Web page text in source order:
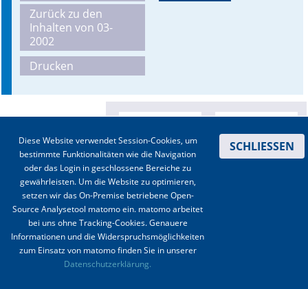
Online First
A&I English
Mediadaten
Autoren-Service
Stellenmarkt
Kongresskalender
Zurück zu den
Inhalten von 03-
2002
Drucken
Impressum Datenschutz
Diese Website verwendet Session-Cookies, um
bestimmte Funktionalitäten wie die Navigation
oder das Login in geschlossene Bereiche zu
gewährleisten. Um die Website zu optimieren,
setzen wir das On-Premise betriebene Open-
Source Analysetool matomo ein. matomo arbeitet
bei uns ohne Tracking-Cookies. Genauere
Informationen und die Widerspruchsmöglichkeiten
zum Einsatz von matomo finden Sie in unserer
Datenschutzerklärung.
SCHLIESSEN